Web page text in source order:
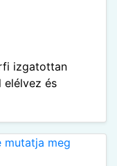
izgatottan
elélvez és